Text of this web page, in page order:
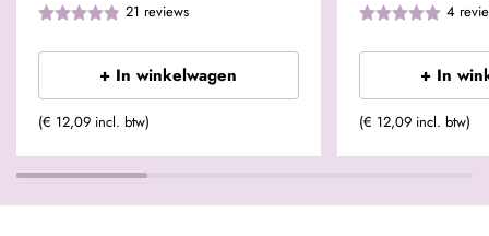
21 reviews
+ In winkelwagen
(€ 12,09 incl. btw)
4
+ In
(€ 12,09 incl. btw)